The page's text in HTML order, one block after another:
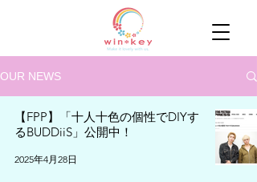
OUR NEWS
【FPP】「十人十色の個性でDIYす
るBUDDiiS」公開中！
2025年4月28日